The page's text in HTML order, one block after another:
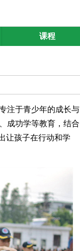
课程
注于青少年的成长与
成功学等教育，结合
让孩子在行动和学